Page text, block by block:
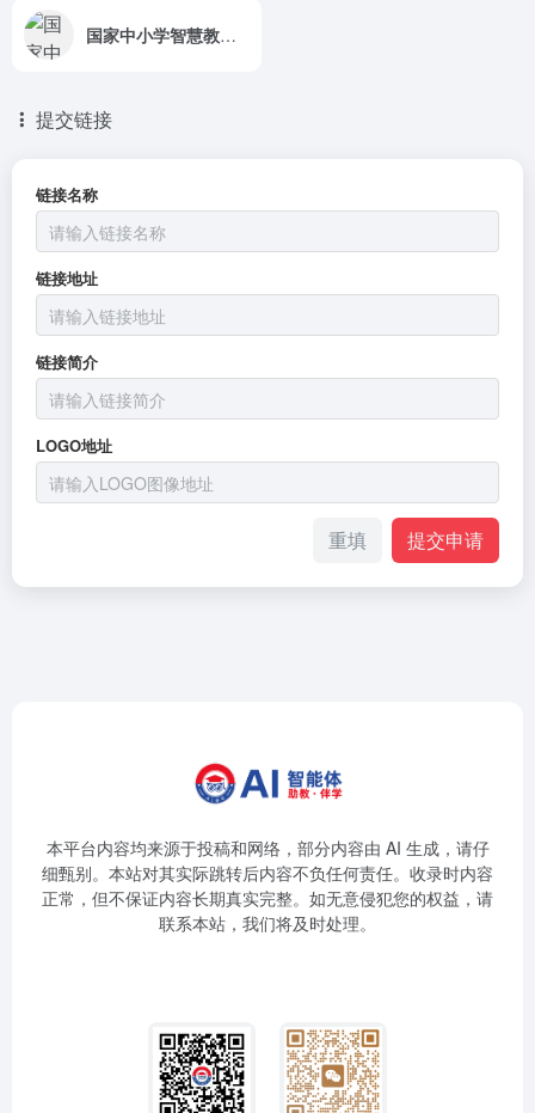
国家中小学智慧教育平台
提交链接
链接名称
链接地址
链接简介
LOGO地址
重填 提交申请
本平台内容均来源于投稿和网络，部分内容由 AI 生成，请仔
细甄别。本站对其实际跳转后内容不负任何责任。收录时内容
正常，但不保证内容长期真实完整。如无意侵犯您的权益，请
联系本站，我们将及时处理。